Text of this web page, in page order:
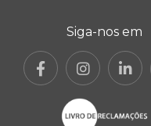
Siga-nos em